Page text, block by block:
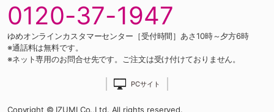
0120-37-1947
ゆめオンラインカスタマーセンター［受付時間］あさ10時～夕方6時
※通話料は無料です。
※ネット専用のお問合せ先です。ご注文は受け付けておりません。
PCサイト
Copyright © IZUMI Co.,Ltd. All rights reserved.